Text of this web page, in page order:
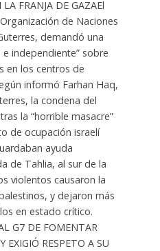
FRANJA DE GAZAEl
de Naciones
demandó una
independiente” sobre
en los centros de
informó Farhan Haq,
la condena del
la “horrible masacre”
de ocupación israelí
ayuda
de Tahlia, al sur de la
violentos causaron la
y dejaron más
en estado crítico.
G7 DE FOMENTAR
EXIGIÓ RESPETO A SU